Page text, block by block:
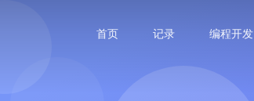
首页 记录 编程开发